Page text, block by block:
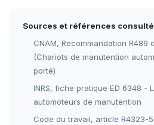
Sources et références
CNAM, Recommandation R489
(Chariots de manutention
porté)
INRS, fiche pratique ED 6348 -
automoteurs de manutention
Code du travail, article R4323-